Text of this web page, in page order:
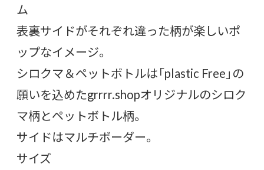
ム
表裏サイドがそれぞれ違った柄が楽しいポ
ップなイメージ。
シロクマ＆ペットボトルは「plastic Free」の
願いを込めたgrrrr.shopオリジナルのシロク
マ柄とペットボトル柄。
サイドはマルチボーダー。
サイズ